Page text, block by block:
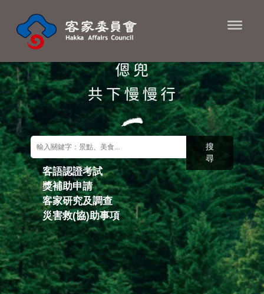
關鍵字搜尋
客語認證考試
獎補助申請
客家研究及調查
災害救(協)助事項
搜
尋